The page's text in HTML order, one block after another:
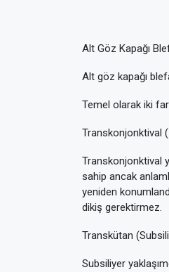
Alt Göz Kapağı
Alt göz kapağı
Temel olarak iki
Transkonjonktival
Transkonjonktival
sahip ancak
yeniden
dikiş gerektirmez.
Transkütan
Subsiliyer